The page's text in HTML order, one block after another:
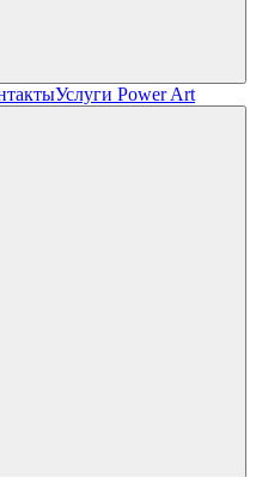
Услуги Power Art